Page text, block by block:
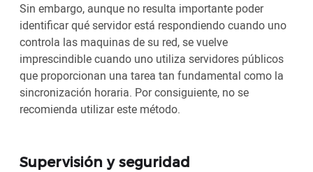
Sin embargo, aunque no resulta importante poder
identificar qué servidor está respondiendo cuando uno
controla las maquinas de su red, se vuelve
imprescindible cuando uno utiliza servidores públicos
que proporcionan una tarea tan fundamental como la
sincronización horaria. Por consiguiente, no se
recomienda utilizar este método.
Supervisión y seguridad